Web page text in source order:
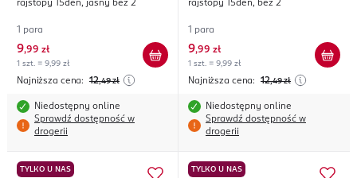
rajstopy 15den, jasny beż 2
1 para
9,99 zł
1 szt. = 9,99 zł
Najniższa cena: 12,49 zł
Niedostępny online
Sprawdź dostępność w
drogerii
rajstopy 15den, beż 2
1 para
9,99 zł
1 szt. = 9,99 zł
Najniższa cena: 12,49 zł
Niedostępny online
Sprawdź dostępność w
drogerii
TYLKO U NAS TYLKO U NAS